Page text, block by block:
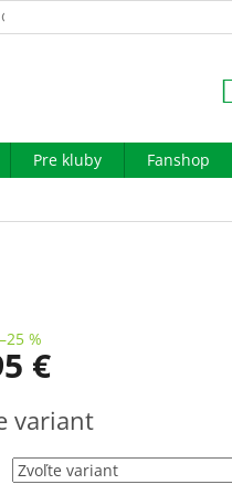
GARANCIA VÝMENY TOVARU
Pre kluby Fanshop
–25 %
€
variant